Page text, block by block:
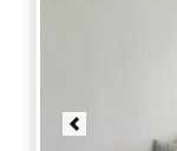
Previous